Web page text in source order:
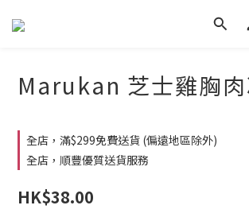
Marukan 芝士雞胸
全店，滿$299免費送貨 (偏遠地區除外)
全店，順豐優質送貨服務
HK$38.00